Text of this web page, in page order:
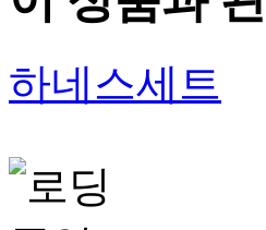
하네스세트